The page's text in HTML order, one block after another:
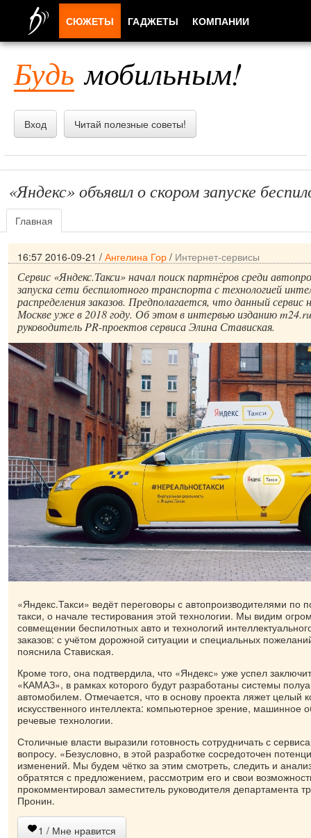
Будь мобильным!
Вход Читай полезные советы!
«Яндекс» объявил о скором запуске
Главная
16:57 2016-09-21 / Ангелина Гор / Интернет-сервисы
Сервис «Яндекс.Такси» начал поиск партнёров среди
запуска сети беспилотного транспорта с технологией
распределения заказов. Предполагается, что данный
Москве уже в 2018 году. Об этом в интервью изданию
руководитель PR-проектов сервиса Элина Ставиская.
«Яндекс.Такси» ведёт переговоры с автопроизводителями по
такси, о начале тестирования этой технологии. Мы видим
совмещении беспилотных авто и технологий
заказов: с учётом дорожной ситуации и специальных
пояснила Ставиская.
Кроме того, она подтвердила, что «Яндекс» уже успел
«КАМАЗ», в рамках которого будут разработаны системы
автомобилем. Отмечается, что в основу проекта ляжет целый
искусственного интеллекта: компьютерное зрение, машинное
речевые технологии.
Столичные власти выразили готовность сотрудничать с
вопросу. «Безусловно, в этой разработке сосредоточен
изменений. Мы будем чётко за этим смотреть, следить и
обратятся с предложением, рассмотрим его и свои
прокомментировал заместитель руководителя департамента
Пронин.
1 / Мне нравится
СЮЖЕТЫ ГАДЖЕТЫ КОМПАНИИ
ПРИЛОЖЕНИЯ